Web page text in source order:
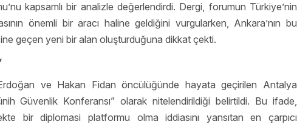
kapsamlı bir analizle değerlendirdi. Dergi, forumun Türkiye’nin
önemli bir aracı haline geldiğini vurgularken, Ankara’nın bu
geçen yeni bir alan oluşturduğuna dikkat çekti.
ve Hakan Fidan öncülüğünde hayata geçirilen Antalya
Güvenlik Konferansı” olarak nitelendirildiği belirtildi. Bu ifade,
bir diplomasi platformu olma iddiasını yansıtan en çarpıcı